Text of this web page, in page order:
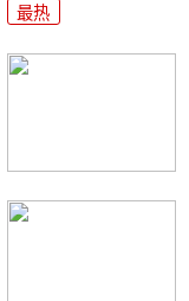
最热